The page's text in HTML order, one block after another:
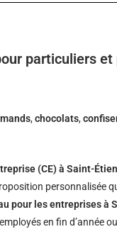
particuliers
,chocolats,
(CE) à Saint-
personnalisée
pour les entreprises à
en fin d’année